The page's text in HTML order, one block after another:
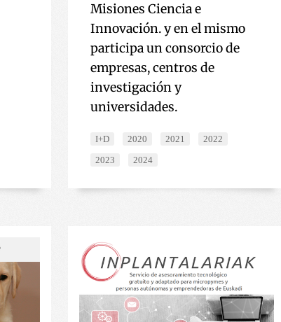
Misiones Ciencia e
Innovación. y en el mismo
participa un consorcio de
empresas, centros de
investigación y
universidades.
I+D 2020 2021
2022
2023
2024